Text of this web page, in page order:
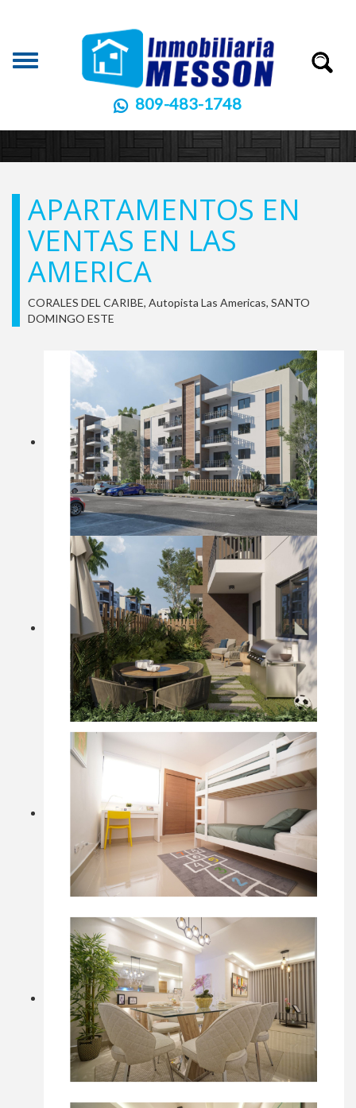
Toggle
809-483-1748
APARTAMENTOS EN
VENTAS EN LAS
AMERICA
CORALES DEL CARIBE, Autopista Las Americas, SANTO
DOMINGO ESTE